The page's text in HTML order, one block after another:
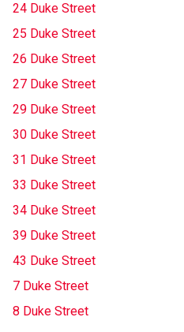
24 Duke Street
25 Duke Street
26 Duke Street
27 Duke Street
29 Duke Street
30 Duke Street
31 Duke Street
33 Duke Street
34 Duke Street
39 Duke Street
43 Duke Street
7 Duke Street
8 Duke Street